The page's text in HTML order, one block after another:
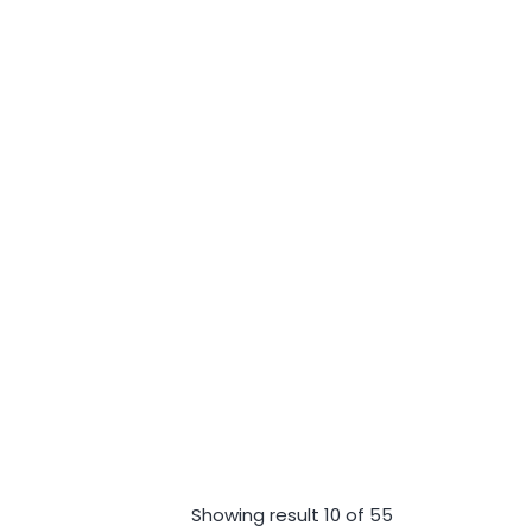
Showing result 10 of 55